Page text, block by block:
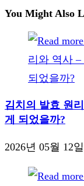
You Might Also
김치의 발효 원
게 되었을까?
2026년 05월 12일